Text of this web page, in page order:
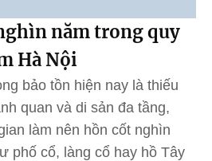
năm trong quy
Hà Nội
bảo tồn hiện nay là thiếu
quan và di sản đa tầng,
làm nên hồn cốt nghìn
phố cổ, làng cổ hay hồ Tây